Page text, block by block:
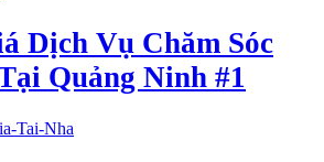
Dịch Vụ Chăm Sóc
Quảng Ninh #1